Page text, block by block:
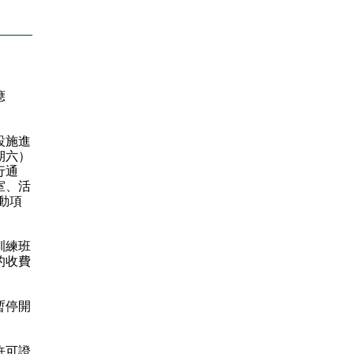
施進
）
通
、活
項
練班
收費
停開
可證